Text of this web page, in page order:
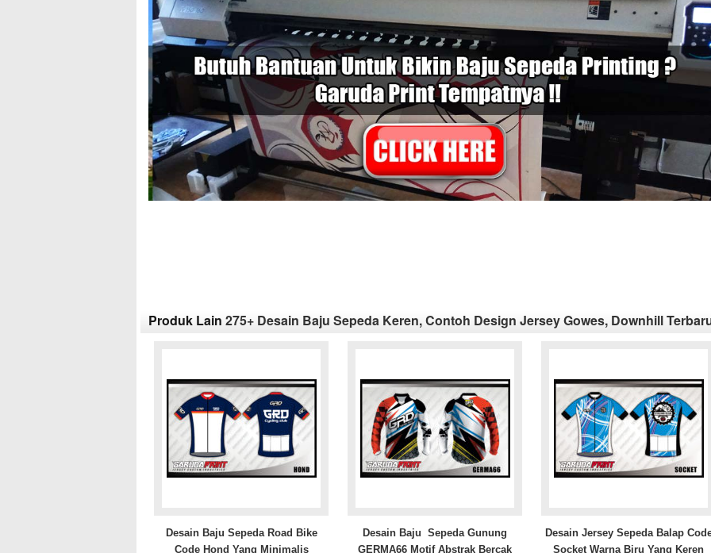
Produk Lain 275+ Desain Baju Sepeda Keren, Contoh Design Jersey Gowes, Downhill
Desain Baju Sepeda Road Bike
Code Hond Yang Minimalis
Desain Baju Sepeda Gunung
GERMA66 Motif Abstrak Bercak
Desain Jersey Sepeda Balap
Socket Warna Biru Yang Keren